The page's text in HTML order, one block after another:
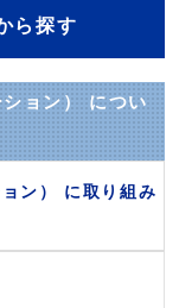
ら探す
ョン） につい
ン） に取り組み